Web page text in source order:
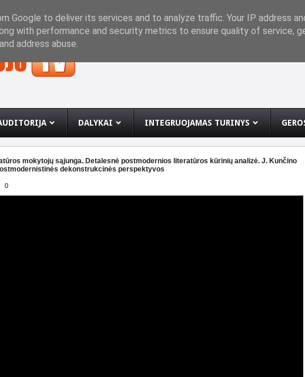
DALYKAI INTEGRUOJAMAS TURINYS
mokytojų sąjunga. Detalesnė postmodernios literatūros kūrinių analizė. J. Kunčino
dekonstrukcinės perspektyvos
0
Google to deliver its services and to analyze traffic. Your IP address
with performance and security metrics to ensure quality of service,
address abuse.